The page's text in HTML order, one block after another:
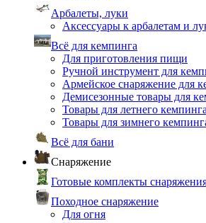
Арбалеты, луки
Аксессуары к арбалетам и
Всё для кемпинга
Для приготовления пищи
Ручной инструмент для
Армейское снаряжение для
Демисезонные товары для
Товары для летнего кемпинга
Товары для зимнего
Всё для бани
Снаряжение
Готовые комплекты
Походное снаряжение
Для огня